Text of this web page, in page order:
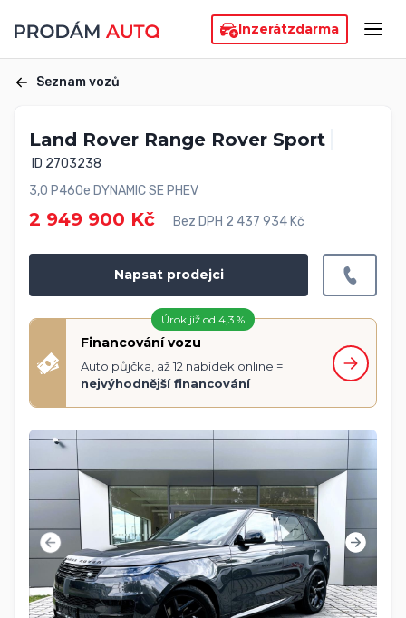
Inzerátzdarma
Seznam vozů
Land Rover Range Rover Sport
ID 2703238
3,0 P460e DYNAMIC SE PHEV
2 949 900 Kč Bez DPH 2 437 934 Kč
Napsat prodejci
Úrok již od 4,3 %
Financování vozu
Auto půjčka, až 12 nabídek online =
nejvýhodnější financování